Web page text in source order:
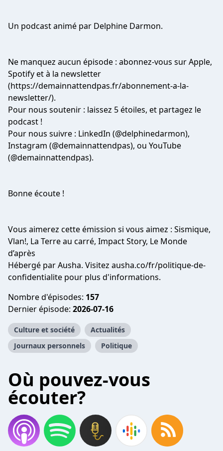
Un podcast animé par Delphine Darmon.
Ne manquez aucun épisode : abonnez-vous sur Apple,
Spotify et à la newsletter
(https://demainnattendpas.fr/abonnement-a-la-
newsletter/).
Pour nous soutenir : laissez 5 étoiles, et partagez le
podcast !
Pour nous suivre : LinkedIn (@delphinedarmon),
Instagram (@demainnattendpas), ou YouTube
(@demainnattendpas).
Bonne écoute !
Vous aimerez cette émission si vous aimez : Sismique,
Vlan!, La Terre au carré, Impact Story, Le Monde
d’après
Hébergé par Ausha. Visitez ausha.co/fr/politique-de-
confidentialite pour plus d'informations.
Nombre d'épisodes: 157
Dernier épisode: 2026-07-16
Culture et société
Actualités
Journaux personnels
Politique
Où pouvez-vous
écouter?